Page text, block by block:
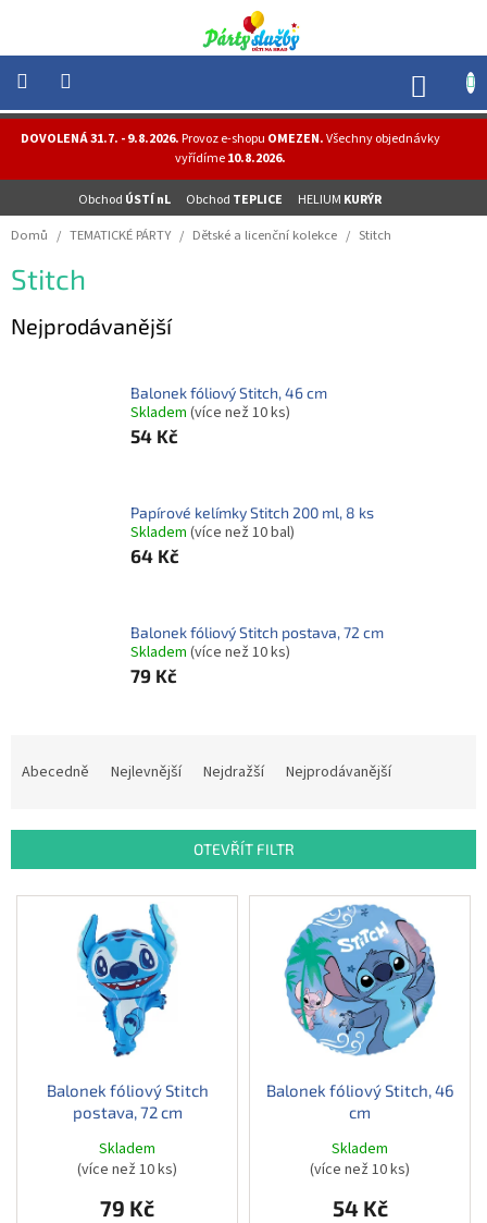
obsah
DOVOLENÁ 31.7. - 9.8.2026.Provoz e-shopu OMEZEN.Všechny objednávky
vyřídíme10.8.2026.
Obchod ÚSTÍ nL Obchod TEPLICE HELIUM KURÝR
NOVINKY
HELIUM
PÁRTY
Domů / TEMATICKÉ PÁRTY / Dětské a licenční kolekce / Stitch
Stitch
Nejprodávanější
Balonek fóliový Stitch, 46 cm
Skladem (více než 10 ks)
54 Kč
Papírové kelímky Stitch 200 ml, 8 ks
Skladem (více než 10 bal)
64 Kč
Balonek fóliový Stitch postava, 72 cm
Skladem (více než 10 ks)
79 Kč
í
p
Abecedně Nejlevnější Nejdražší Nejprodávanější
OTEVŘÍT FILTR
V
Balonek fóliový Stitch
postava, 72 cm
Skladem
(více než 10 ks)
79 Kč
Balonek fóliový Stitch, 46
cm
Skladem
(více než 10 ks)
54 Kč